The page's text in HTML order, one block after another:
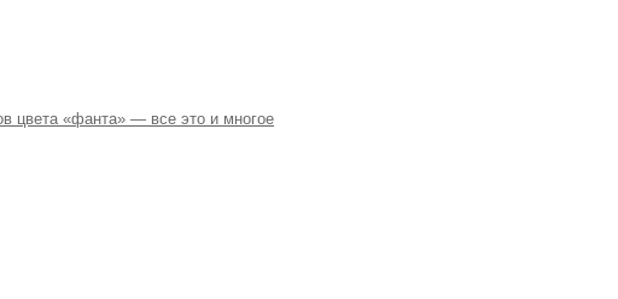
цвета «фанта» — все это и многое